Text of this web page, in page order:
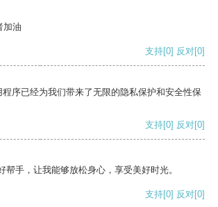
加油
支持[0] 反对[0]
序已经为我们带来了无限的隐私保护和安全性保
支持[0] 反对[0]
帮手，让我能够放松身心，享受美好时光。
支持[0] 反对[0]